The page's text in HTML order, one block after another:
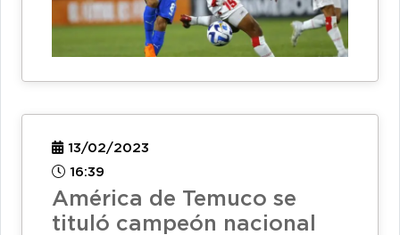
13/02/2023
16:39
América de Temuco se
tituló campeón nacional